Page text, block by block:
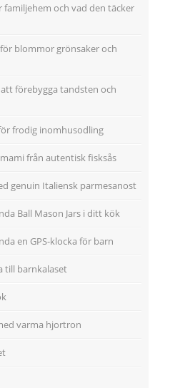
familjehem och vad den täcker
blommor grönsaker och
förebygga tandsten och
frodig inomhusodling
från autentisk fisksås
genuin Italiensk parmesanost
Ball Mason Jars i ditt kök
en GPS-klocka för barn
till barnkalaset
varma hjortron